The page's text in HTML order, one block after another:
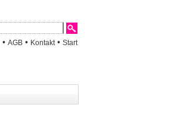
• AGB • Kontakt • Start